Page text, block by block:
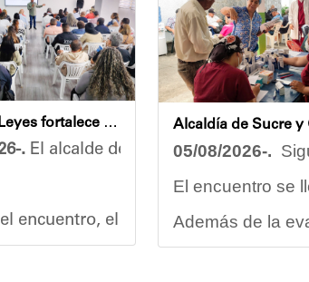
un recorrido de inspección en
del Poder Popular para la
Café con Leyes fortalece el análisis jurídico y constitucional en el municipio Sucre
. El alcalde del municipio Sucre,
encuentro, el mandatario municipal
05/08/2026-.
El encuentro se
Además de la